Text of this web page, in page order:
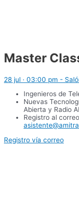
Master
28 jul · 03:00 pm -
Ingenieros de
Nuevas
Abierta y Radio
Registro al
Registro vía correo